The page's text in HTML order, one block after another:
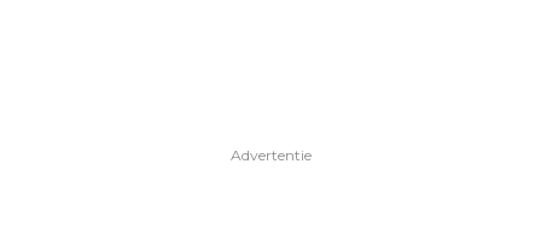
Advertentie